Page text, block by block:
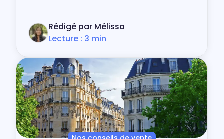
Rédigé par Mélissa
Lecture : 3 min